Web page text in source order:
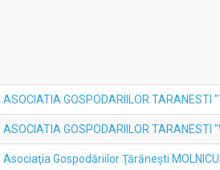
ASOCIATIA GOSPODARIILOR TARANESTI
ASOCIATIA GOSPODARIILOR TARANESTI
Asociaţia Gospodăriilor Ţărăneşti MOLNICUL